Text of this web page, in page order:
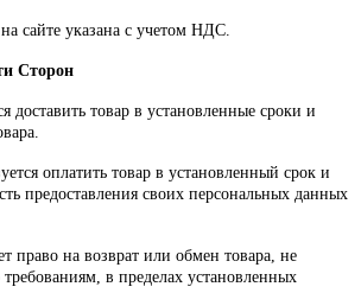
сайте указана с учетом НДС.
Сторон
доставить товар в установленные сроки и
оплатить товар в установленный срок и
предоставления своих персональных данных
право на возврат или обмен товара, не
в пределах установленных